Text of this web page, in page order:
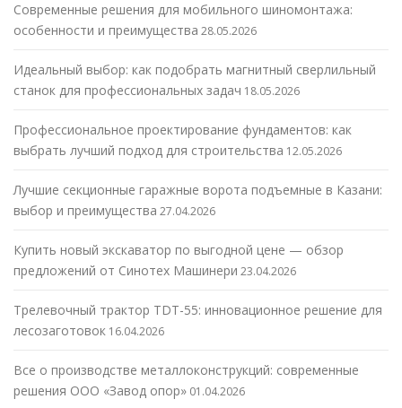
Современные решения для мобильного шиномонтажа:
особенности и преимущества 28.05.2026
Идеальный выбор: как подобрать магнитный сверлильный
станок для профессиональных задач 18.05.2026
Профессиональное проектирование фундаментов: как
выбрать лучший подход для строительства 12.05.2026
Лучшие секционные гаражные ворота подъемные в Казани:
выбор и преимущества 27.04.2026
Купить новый экскаватор по выгодной цене — обзор
предложений от Синотех Машинери 23.04.2026
Трелевочный трактор TDT-55: инновационное решение для
лесозаготовок 16.04.2026
Все о производстве металлоконструкций: современные
решения ООО «Завод опор» 01.04.2026